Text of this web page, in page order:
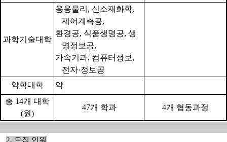
과학기술대학
응용물리 , 신소재화학,
제어계측공,
환경공, 식품생명공, 생
명정보공,
가속기과, 컴퓨터정보 ,
전자·정보공
약학대학
약
총 14개 대학
(원)
47개 학과 4개 협동과정
2. 모집 인원